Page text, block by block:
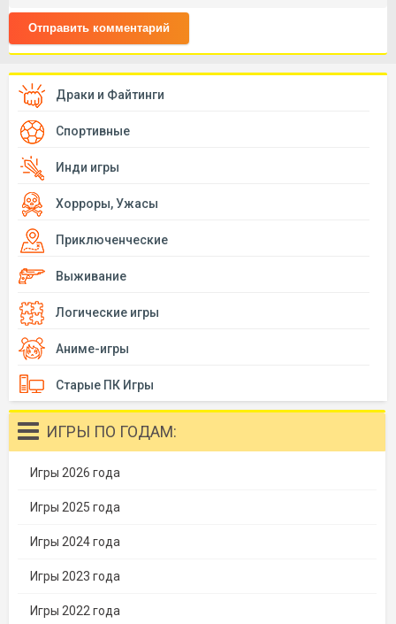
Отправить комментарий
Драки и Файтинги
Спортивные
Инди игры
Хорроры, Ужасы
Приключенческие
Выживание
Логические игры
Аниме-игры
Старые ПК Игры
ИГРЫ ПО ГОДАМ:
Игры 2026 года
Игры 2025 года
Игры 2024 года
Игры 2023 года
Игры 2022 года